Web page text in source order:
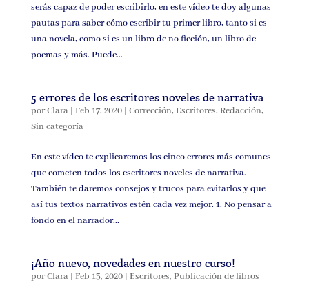
serás capaz de poder escribirlo, en este vídeo te doy algunas
pautas para saber cómo escribir tu primer libro, tanto si es
una novela, como si es un libro de no ficción, un libro de
poemas y más. Puede...
5 errores de los escritores noveles de narrativa
porClara| Feb 17, 2020| Corrección, Escritores, Redacción,
Sin categoría
En este vídeo te explicaremos los cinco errores más comunes
que cometen todos los escritores noveles de narrativa.
También te daremos consejos y trucos para evitarlos y que
así tus textos narrativos estén cada vez mejor. 1. No pensar a
fondo en el narrador...
¡Año nuevo, novedades en nuestro curso!
porClara| Feb 13, 2020| Escritores, Publicación de libros